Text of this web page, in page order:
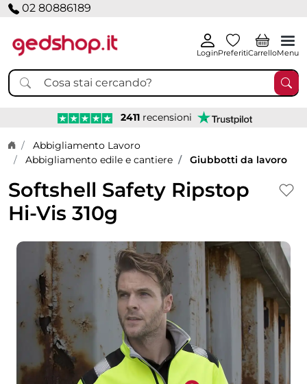
02 80886189
LoginPreferitiCarrelloMenu
2411 recensioni
Home page
Abbigliamento Lavoro
Abbigliamento edile e cantiere
Giubbotti da lavoro
Softshell Safety Ripstop
Hi-Vis 310g